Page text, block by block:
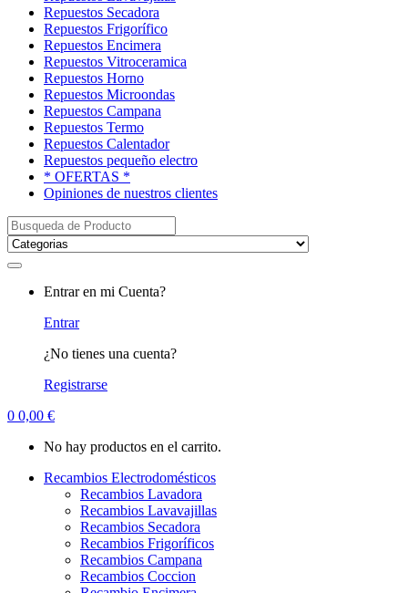
Repuestos Secadora
Repuestos Frigorífico
Repuestos Encimera
Repuestos Vitroceramica
Repuestos Horno
Repuestos Microondas
Repuestos Campana
Repuestos Termo
Repuestos Calentador
Repuestos pequeño electro
* OFERTAS *
Opiniones de nuestros clientes
Buscar:
Entrar en mi Cuenta?
Entrar
¿No tienes una cuenta?
Registrarse
0 0,00 €
No hay productos en el carrito.
Recambios Electrodomésticos
Recambios Lavadora
Recambios Lavavajillas
Recambios Secadora
Recambios Frigoríficos
Recambios Campana
Recambios Coccion